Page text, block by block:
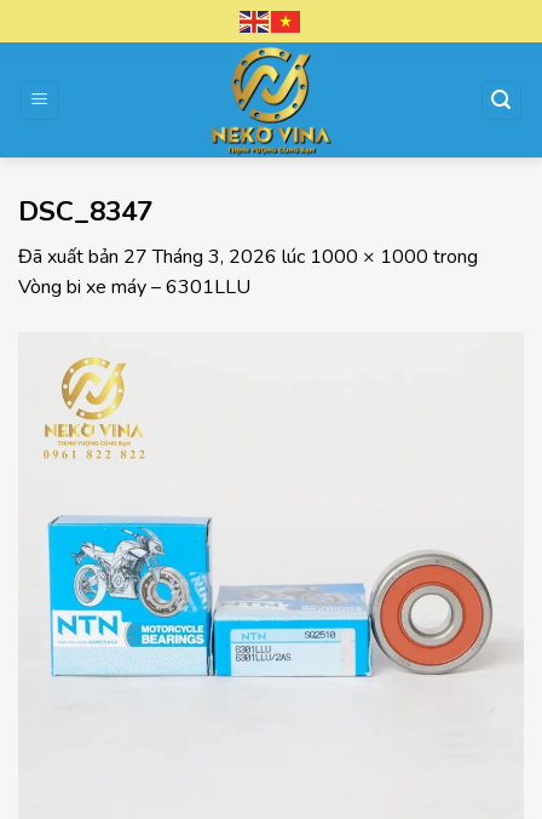
đến
dung
DSC_8347
Đã xuất bản 27 Tháng 3, 2026 lúc 1000 × 1000 trong
Vòng bi xe máy – 6301LLU